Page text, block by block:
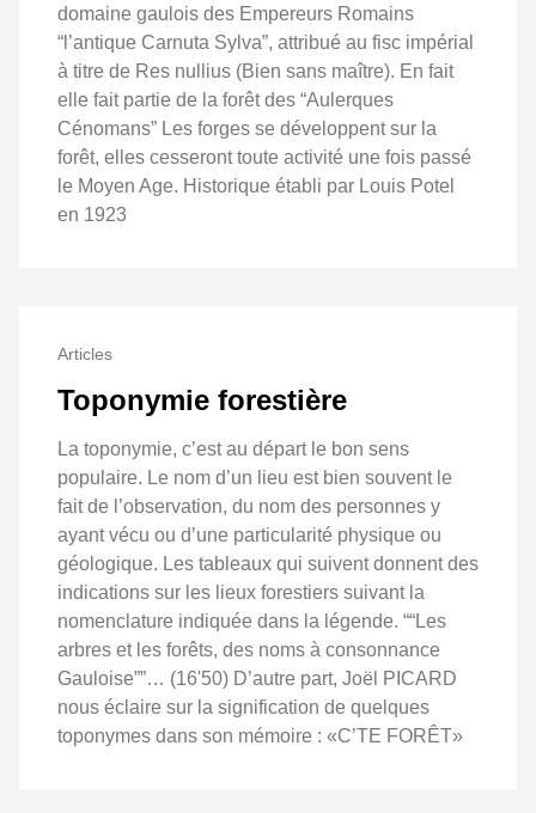
domaine gaulois des Empereurs Romains
“l’antique Carnuta Sylva”, attribué au fisc impérial
à titre de Res nullius (Bien sans maître). En fait
elle fait partie de la forêt des “Aulerques
Cénomans” Les forges se développent sur la
forêt, elles cesseront toute activité une fois passé
le Moyen Age. Historique établi par Louis Potel
en 1923
Articles
Toponymie forestière
La toponymie, c’est au départ le bon sens
populaire. Le nom d’un lieu est bien souvent le
fait de l’observation, du nom des personnes y
ayant vécu ou d’une particularité physique ou
géologique. Les tableaux qui suivent donnent des
indications sur les lieux forestiers suivant la
nomenclature indiquée dans la légende. ““Les
arbres et les forêts, des noms à consonnance
Gauloise””… (16'50) D’autre part, Joël PICARD
nous éclaire sur la signification de quelques
toponymes dans son mémoire : «C’TE FORÊT»